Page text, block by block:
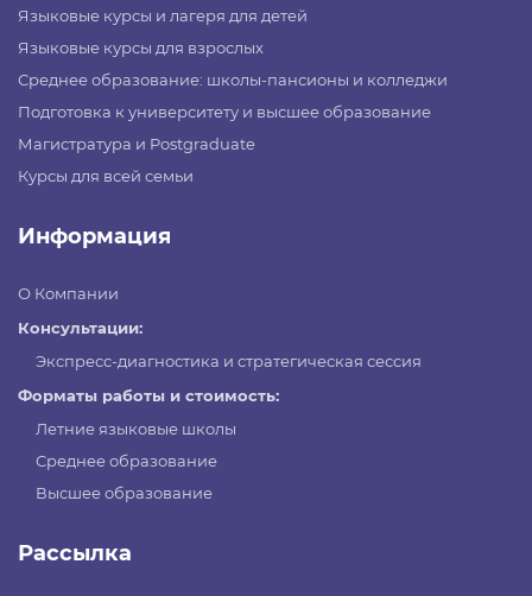
Языковые курсы и лагеря для детей
Языковые курсы для взрослых
Среднее образование: школы-пансионы и колледжи
Подготовка к университету и высшее образование
Магистратура и Postgraduate
Курсы для всей семьи
Информация
О Компании
Консультации:
Экспресс-диагностика и стратегическая сессия
Форматы работы и стоимость:
Летние языковые школы
Среднее образование
Высшее образование
Рассылка